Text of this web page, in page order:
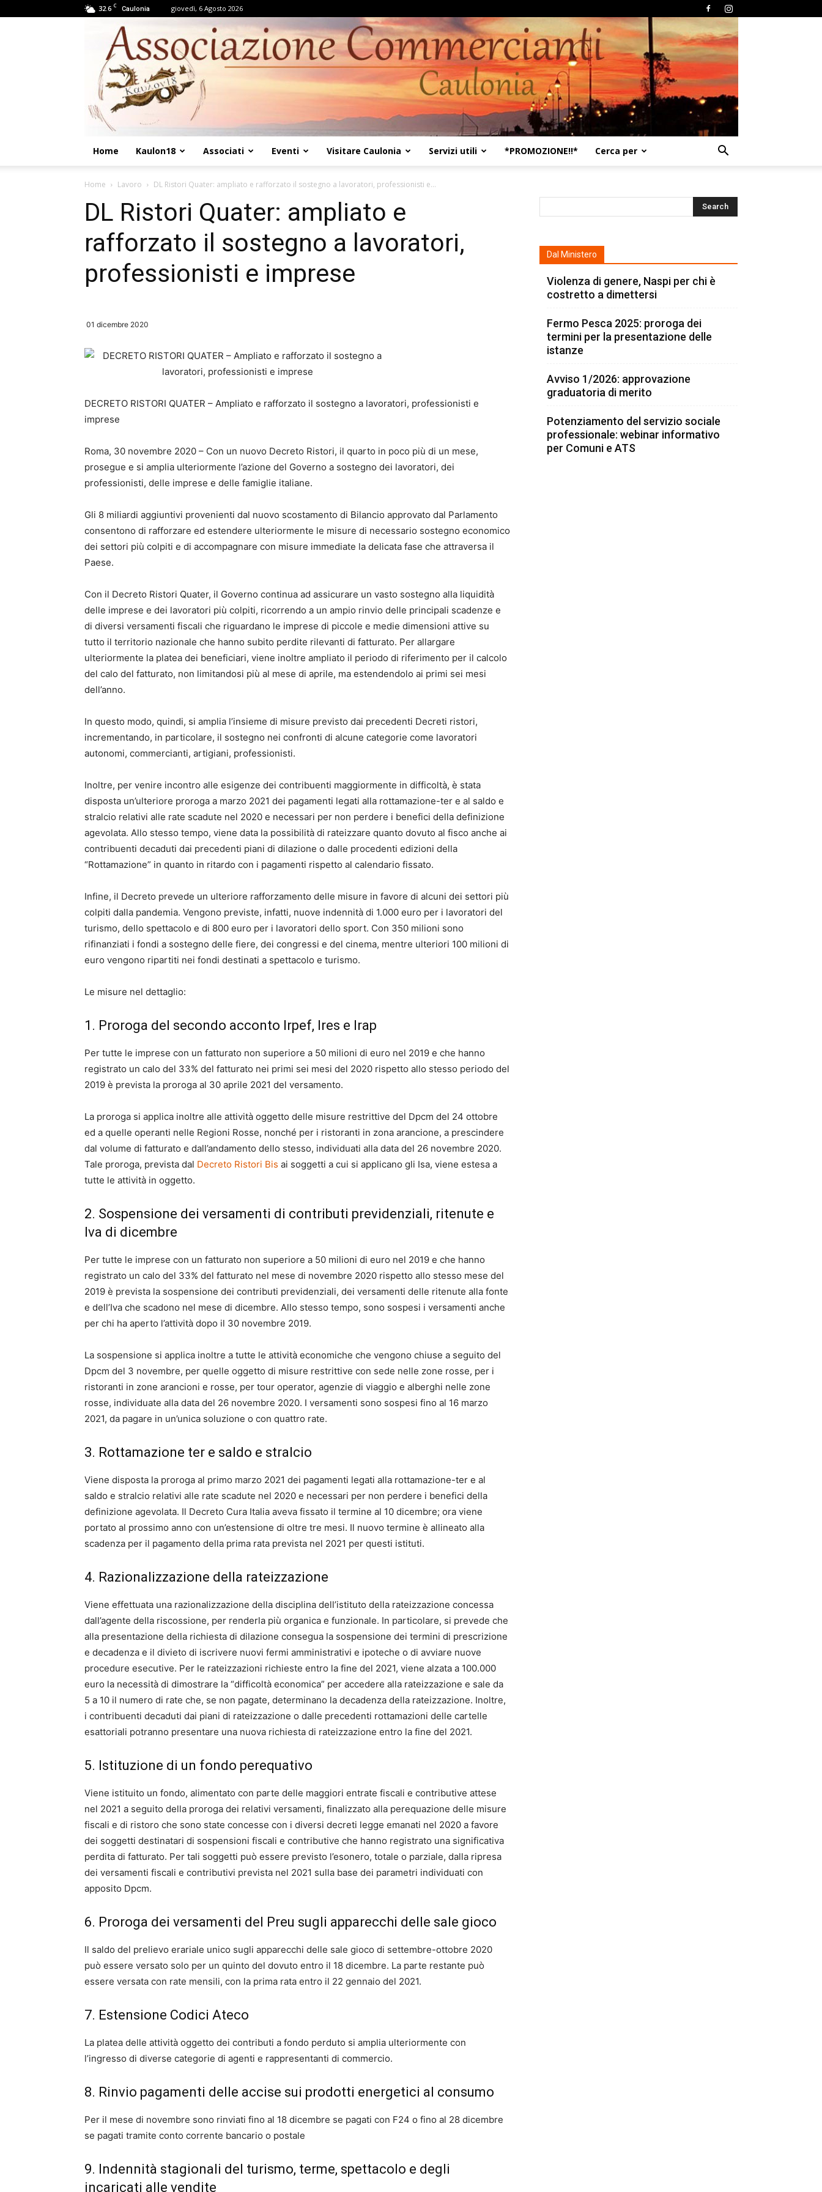
32.6 C Caulonia giovedì, 6 Agosto 2026
Home Kaulon18 Associati Eventi Visitare Caulonia Servizi utili *PROMOZIONE!!* Cerca per
Home Lavoro DL Ristori Quater: ampliato e rafforzato il sostegno a lavoratori, professionisti e...
DL Ristori Quater: ampliato e
rafforzato il sostegno a lavoratori,
professionisti e imprese
01 dicembre 2020
DECRETO RISTORI QUATER – Ampliato e rafforzato il sostegno a lavoratori, professionisti e
imprese
Roma, 30 novembre 2020 – Con un nuovo Decreto Ristori, il quarto in poco più di un mese,
prosegue e si amplia ulteriormente l’azione del Governo a sostegno dei lavoratori, dei
professionisti, delle imprese e delle famiglie italiane.
Gli 8 miliardi aggiuntivi provenienti dal nuovo scostamento di Bilancio approvato dal Parlamento
consentono di rafforzare ed estendere ulteriormente le misure di necessario sostegno economico
dei settori più colpiti e di accompagnare con misure immediate la delicata fase che attraversa il
Paese.
Con il Decreto Ristori Quater, il Governo continua ad assicurare un vasto sostegno alla liquidità
delle imprese e dei lavoratori più colpiti, ricorrendo a un ampio rinvio delle principali scadenze e
di diversi versamenti fiscali che riguardano le imprese di piccole e medie dimensioni attive su
tutto il territorio nazionale che hanno subito perdite rilevanti di fatturato. Per allargare
ulteriormente la platea dei beneficiari, viene inoltre ampliato il periodo di riferimento per il calcolo
del calo del fatturato, non limitandosi più al mese di aprile, ma estendendolo ai primi sei mesi
dell’anno.
In questo modo, quindi, si amplia l’insieme di misure previsto dai precedenti Decreti ristori,
incrementando, in particolare, il sostegno nei confronti di alcune categorie come lavoratori
autonomi, commercianti, artigiani, professionisti.
Inoltre, per venire incontro alle esigenze dei contribuenti maggiormente in difficoltà, è stata
disposta un’ulteriore proroga a marzo 2021 dei pagamenti legati alla rottamazione-ter e al saldo e
stralcio relativi alle rate scadute nel 2020 e necessari per non perdere i benefici della definizione
agevolata. Allo stesso tempo, viene data la possibilità di rateizzare quanto dovuto al fisco anche ai
contribuenti decaduti dai precedenti piani di dilazione o dalle procedenti edizioni della
“Rottamazione” in quanto in ritardo con i pagamenti rispetto al calendario fissato.
Infine, il Decreto prevede un ulteriore rafforzamento delle misure in favore di alcuni dei settori più
colpiti dalla pandemia. Vengono previste, infatti, nuove indennità di 1.000 euro per i lavoratori del
turismo, dello spettacolo e di 800 euro per i lavoratori dello sport. Con 350 milioni sono
rifinanziati i fondi a sostegno delle fiere, dei congressi e del cinema, mentre ulteriori 100 milioni di
euro vengono ripartiti nei fondi destinati a spettacolo e turismo.
Le misure nel dettaglio:
1. Proroga del secondo acconto Irpef, Ires e Irap
Per tutte le imprese con un fatturato non superiore a 50 milioni di euro nel 2019 e che hanno
registrato un calo del 33% del fatturato nei primi sei mesi del 2020 rispetto allo stesso periodo del
2019 è prevista la proroga al 30 aprile 2021 del versamento.
La proroga si applica inoltre alle attività oggetto delle misure restrittive del Dpcm del 24 ottobre
ed a quelle operanti nelle Regioni Rosse, nonché per i ristoranti in zona arancione, a prescindere
dal volume di fatturato e dall’andamento dello stesso, individuati alla data del 26 novembre 2020.
Tale proroga, prevista dal Decreto Ristori Bis ai soggetti a cui si applicano gli Isa, viene estesa a
tutte le attività in oggetto.
2. Sospensione dei versamenti di contributi previdenziali, ritenute e
Iva di dicembre
Per tutte le imprese con un fatturato non superiore a 50 milioni di euro nel 2019 e che hanno
registrato un calo del 33% del fatturato nel mese di novembre 2020 rispetto allo stesso mese del
2019 è prevista la sospensione dei contributi previdenziali, dei versamenti delle ritenute alla fonte
e dell’Iva che scadono nel mese di dicembre. Allo stesso tempo, sono sospesi i versamenti anche
per chi ha aperto l’attività dopo il 30 novembre 2019.
La sospensione si applica inoltre a tutte le attività economiche che vengono chiuse a seguito del
Dpcm del 3 novembre, per quelle oggetto di misure restrittive con sede nelle zone rosse, per i
ristoranti in zone arancioni e rosse, per tour operator, agenzie di viaggio e alberghi nelle zone
rosse, individuate alla data del 26 novembre 2020. I versamenti sono sospesi fino al 16 marzo
2021, da pagare in un’unica soluzione o con quattro rate.
3. Rottamazione ter e saldo e stralcio
Viene disposta la proroga al primo marzo 2021 dei pagamenti legati alla rottamazione-ter e al
saldo e stralcio relativi alle rate scadute nel 2020 e necessari per non perdere i benefici della
definizione agevolata. Il Decreto Cura Italia aveva fissato il termine al 10 dicembre; ora viene
portato al prossimo anno con un’estensione di oltre tre mesi. Il nuovo termine è allineato alla
scadenza per il pagamento della prima rata prevista nel 2021 per questi istituti.
4. Razionalizzazione della rateizzazione
Viene effettuata una razionalizzazione della disciplina dell’istituto della rateizzazione concessa
dall’agente della riscossione, per renderla più organica e funzionale. In particolare, si prevede che
alla presentazione della richiesta di dilazione consegua la sospensione dei termini di prescrizione
e decadenza e il divieto di iscrivere nuovi fermi amministrativi e ipoteche o di avviare nuove
procedure esecutive. Per le rateizzazioni richieste entro la fine del 2021, viene alzata a 100.000
euro la necessità di dimostrare la “difficoltà economica” per accedere alla rateizzazione e sale da
5 a 10 il numero di rate che, se non pagate, determinano la decadenza della rateizzazione. Inoltre,
i contribuenti decaduti dai piani di rateizzazione o dalle precedenti rottamazioni delle cartelle
esattoriali potranno presentare una nuova richiesta di rateizzazione entro la fine del 2021.
5. Istituzione di un fondo perequativo
Viene istituito un fondo, alimentato con parte delle maggiori entrate fiscali e contributive attese
nel 2021 a seguito della proroga dei relativi versamenti, finalizzato alla perequazione delle misure
fiscali e di ristoro che sono state concesse con i diversi decreti legge emanati nel 2020 a favore
dei soggetti destinatari di sospensioni fiscali e contributive che hanno registrato una significativa
perdita di fatturato. Per tali soggetti può essere previsto l’esonero, totale o parziale, dalla ripresa
dei versamenti fiscali e contributivi prevista nel 2021 sulla base dei parametri individuati con
apposito Dpcm.
6. Proroga dei versamenti del Preu sugli apparecchi delle sale gioco
Il saldo del prelievo erariale unico sugli apparecchi delle sale gioco di settembre-ottobre 2020
può essere versato solo per un quinto del dovuto entro il 18 dicembre. La parte restante può
essere versata con rate mensili, con la prima rata entro il 22 gennaio del 2021.
7. Estensione Codici Ateco
La platea delle attività oggetto dei contributi a fondo perduto si amplia ulteriormente con
l’ingresso di diverse categorie di agenti e rappresentanti di commercio.
8. Rinvio pagamenti delle accise sui prodotti energetici al consumo
Per il mese di novembre sono rinviati fino al 18 dicembre se pagati con F24 o fino al 28 dicembre
se pagati tramite conto corrente bancario o postale
9. Indennità stagionali del turismo, terme, spettacolo e degli
incaricati alle vendite
Dal Ministero
Violenza di genere, Naspi per chi è
costretto a dimettersi
Fermo Pesca 2025: proroga dei
termini per la presentazione delle
istanze
Avviso 1/2026: approvazione
graduatoria di merito
Potenziamento del servizio sociale
professionale: webinar informativo
per Comuni e ATS